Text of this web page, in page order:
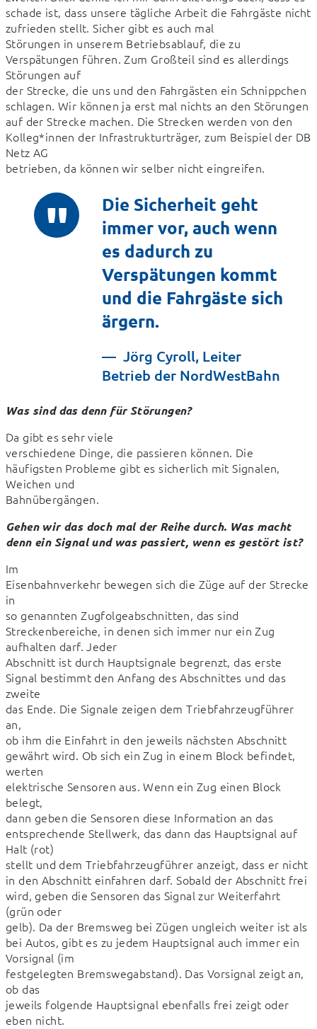
schade ist, dass unsere tägliche Arbeit die Fahrgäste nicht
zufrieden stellt. Sicher gibt es auch mal
Störungen in unserem Betriebsablauf, die zu
Verspätungen führen. Zum Großteil sind es allerdings
Störungen auf
der Strecke, die uns und den Fahrgästen ein Schnippchen
schlagen. Wir können ja erst mal nichts an den Störungen
auf der Strecke machen. Die Strecken werden von den
Kolleg*innen der Infrastrukturträger, zum Beispiel der DB
Netz AG
betrieben, da können wir selber nicht eingreifen.
Die Sicherheit geht
immer vor, auch wenn
es dadurch zu
Verspätungen kommt
und die Fahrgäste sich
ärgern.
Jörg Cyroll, Leiter
Betrieb der NordWestBahn
Was sind das denn für Störungen?
Da gibt es sehr viele
verschiedene Dinge, die passieren können. Die
häufigsten Probleme gibt es sicherlich mit Signalen,
Weichen und
Bahnübergängen.
Gehen wir das doch mal der Reihe durch. Was macht
denn ein Signal und was passiert, wenn es gestört ist?
Im
Eisenbahnverkehr bewegen sich die Züge auf der Strecke
in
so genannten Zugfolgeabschnitten, das sind
Streckenbereiche, in denen sich immer nur ein Zug
aufhalten darf. Jeder
Abschnitt ist durch Hauptsignale begrenzt, das erste
Signal bestimmt den Anfang des Abschnittes und das
zweite
das Ende. Die Signale zeigen dem Triebfahrzeugführer
an,
ob ihm die Einfahrt in den jeweils nächsten Abschnitt
gewährt wird. Ob sich ein Zug in einem Block befindet,
werten
elektrische Sensoren aus. Wenn ein Zug einen Block
belegt,
dann geben die Sensoren diese Information an das
entsprechende Stellwerk, das dann das Hauptsignal auf
Halt (rot)
stellt und dem Triebfahrzeugführer anzeigt, dass er nicht
in den Abschnitt einfahren darf. Sobald der Abschnitt frei
wird, geben die Sensoren das Signal zur Weiterfahrt
(grün oder
gelb). Da der Bremsweg bei Zügen ungleich weiter ist als
bei Autos, gibt es zu jedem Hauptsignal auch immer ein
Vorsignal (im
festgelegten Bremswegabstand). Das Vorsignal zeigt an,
ob das
jeweils folgende Hauptsignal ebenfalls frei zeigt oder
eben nicht.